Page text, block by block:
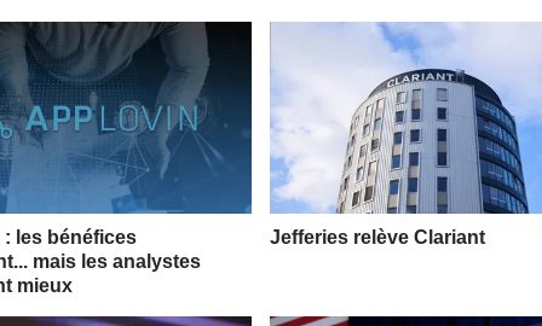
les bénéfices
mais les analystes
mieux
Jefferies relève Clariant